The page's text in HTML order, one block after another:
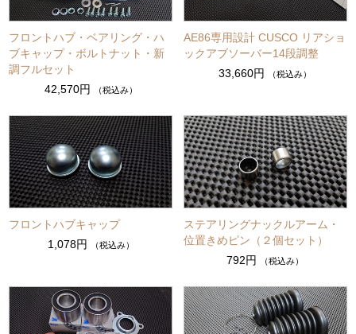
フロントハブ・ベアリング・ハ
ブキャップ・ボルトナット・新
調フルセット
42,570円
（税込み）
AE86専用設計 CUSCO リアショ
ックアブソーバー14段調整
33,660円
（税込み）
フロントハブキャップ
1,078円
（税込み）
ステアリングナックルアーム・
位置きめピン（２個セット）
792円
（税込み）